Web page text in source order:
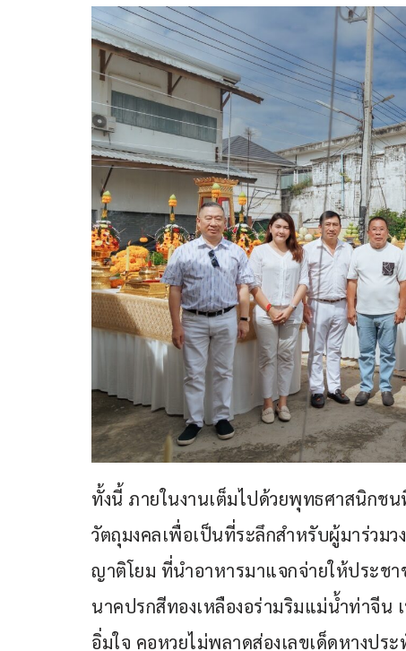
ทั้งนี้ ภายในงานเต็มไปด้วยพุทธศาสนิกช
วัตถุมงคลเพื่อเป็นที่ระลึกสำหรับผู้มาร่วม
ญาติโยม ที่นำอาหารมาแจกจ่ายให้ประช
นาคปรกสีทองเหลืองอร่ามริมแม่น้ำท่าจีน
อิ่มใจ คอหวยไม่พลาดส่องเลขเด็ดหางปร